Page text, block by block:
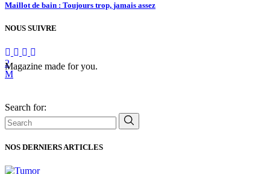
Maillot de bain : Toujours trop, jamais assez
NOUS SUIVRE
Magazine made for you.
Search for:
NOS DERNIERS ARTICLES